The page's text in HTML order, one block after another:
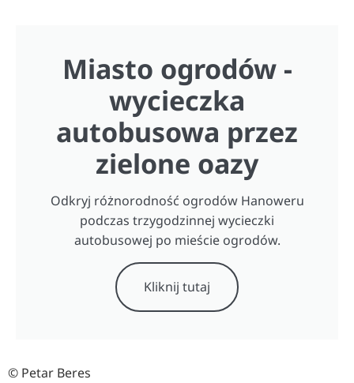
Miasto ogrodów -
wycieczka
autobusowa przez
zielone oazy
Odkryj różnorodność ogrodów Hanoweru
podczas trzygodzinnej wycieczki
autobusowej po mieście ogrodów.
Kliknij tutaj
© Petar Beres